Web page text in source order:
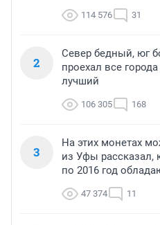
114 576 31
2
Север бедный, юг
проехал все
лучший
106 305 168
3
На этих монетах
из Уфы рассказал,
по 2016 год
47 374 11